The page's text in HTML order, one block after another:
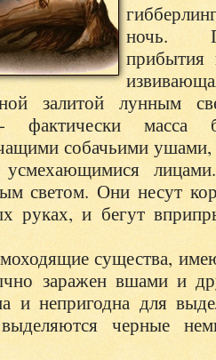
ночь.
прибытия
залитой лунным
- фактически масса
собачьими
усмехающимися
светом. Они несут
руках, и бегут
существа,
заражен вшами и
и непригодна для
черные